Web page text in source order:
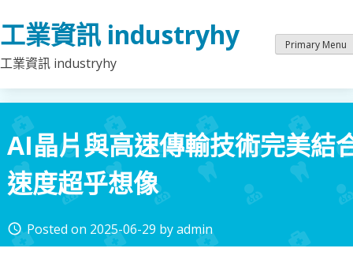
to
content
工業資訊 industryhy
工業資訊 industryhy
Primary Menu
AI晶片與高速傳輸技術完美結
速度超乎想像
access_time Posted on 2025-06-29 byadmin